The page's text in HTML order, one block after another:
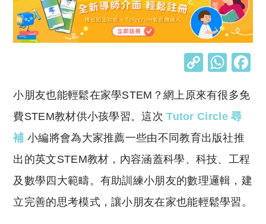
C
p
y
Li
n
k
W
at
s
A
p
p
小朋友也能輕鬆在家學STEM？網上原來有很多免
費STEM教材供小孩學習。這次Tutor Circle 尋
補 小編將會為大家推薦一些由不同教育出版社推
出的英文STEM教材，內容涵蓋科學、科技、工程
及數學四大範疇。有助訓練小朋友的數理邏輯，建
立完善的思考模式，讓小朋友在家也能輕鬆學習。